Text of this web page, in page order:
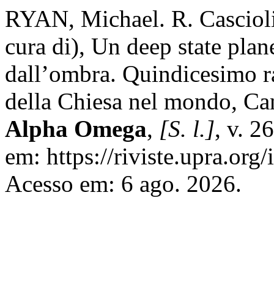
RYAN, Michael. R.
cura di), Un deep state
dall’ombra. Quindicesimo
della Chiesa nel mondo,
Alpha Omega, [S. l.], v.
em: https://
Acesso em: 6 ago. 2026.